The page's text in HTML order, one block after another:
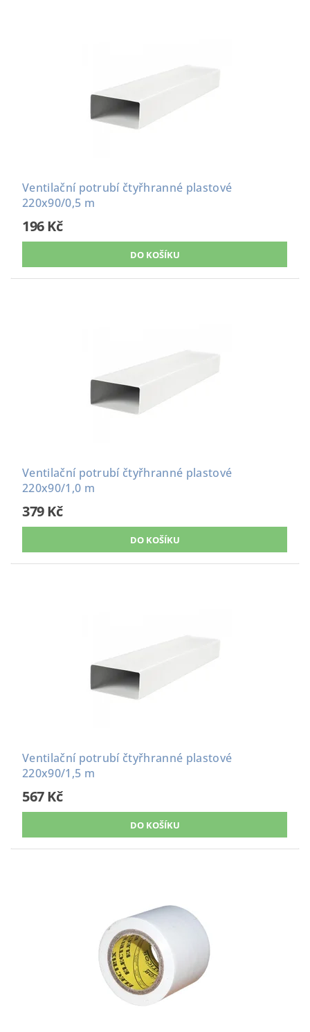
Ventilační potrubí čtyřhranné plastové
220x90/0,5 m
196 Kč
Ventilační potrubí čtyřhranné plastové
220x90/1,0 m
379 Kč
Ventilační potrubí čtyřhranné plastové
220x90/1,5 m
567 Kč